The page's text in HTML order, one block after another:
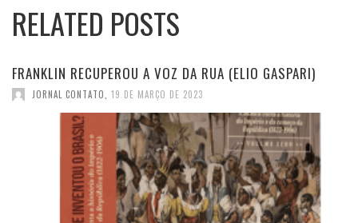
RELATED POSTS
FRANKLIN RECUPEROU A VOZ DA RUA (ELIO GASPARI)
JORNAL CONTATO 19 DE MARÇO DE 2023